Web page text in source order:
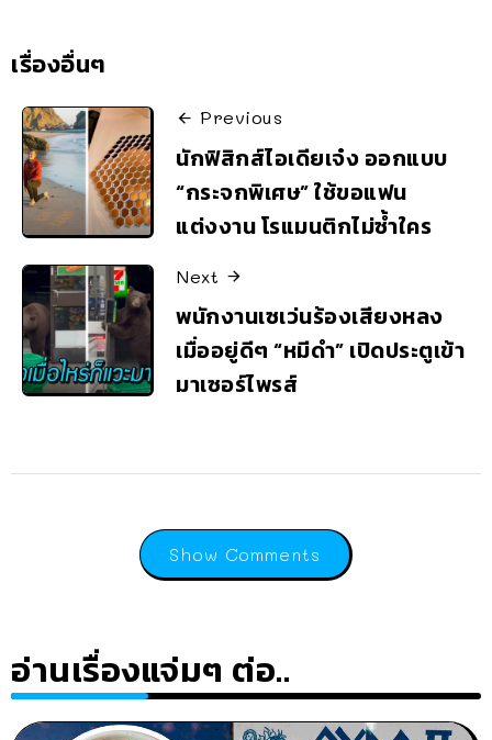
เรื่องอื่นๆ
Previous
นักฟิสิกส์ไอเดียเจ๋ง ออกแบบ
“กระจกพิเศษ” ใช้ขอแฟน
แต่งงาน โรแมนติกไม่ซ้ำใคร
Next
พนักงานเซเว่นร้องเสียงหลง
เมื่ออยู่ดีๆ “หมีดำ” เปิดประตูเข้า
มาเซอร์ไพรส์
Show Comments
อ่านเรื่องแจ่มๆ ต่อ..